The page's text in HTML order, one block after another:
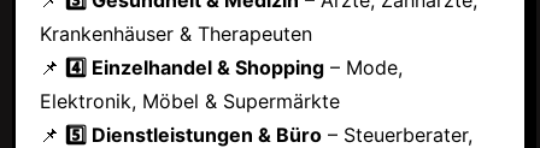
Krankenhäuser & Therapeuten
📌 4️⃣ Einzelhandel & Shopping– Mode,
Elektronik, Möbel & Supermärkte
📌 5️⃣ Dienstleistungen & Büro– Steuerberater,